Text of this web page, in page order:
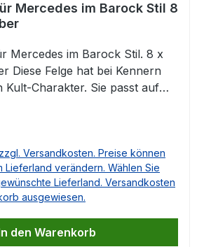
Mercedes im Barock Stil 8
Mercedes im Barock Stil. 8 x
Diese Felge hat bei Kennern
Kult-Charakter. Sie passt auf
erfolgt OHNE
ohne Radschrauben Die
finden Sie unten auf
Auch eine Lieferung als
Bitte teilen Sie uns mit,
es sich handelt und wir
Versandkosten. Preise können
Lieferland verändern. Wählen Sie
Lieferland. Versandkosten
ausgewiesen.
den Warenkorb